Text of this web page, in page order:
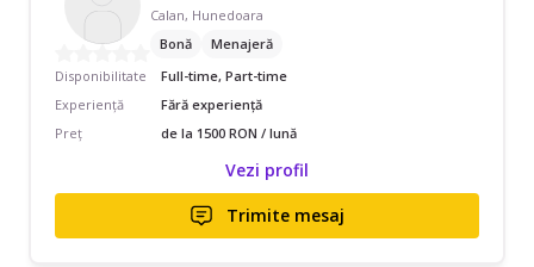
Calan, Hunedoara
Bonă
Menajeră
Disponibilitate
Full-time, Part-time
Experiență
Fără experiență
Preț
de la 1500 RON / lună
Vezi profil
Trimite mesaj